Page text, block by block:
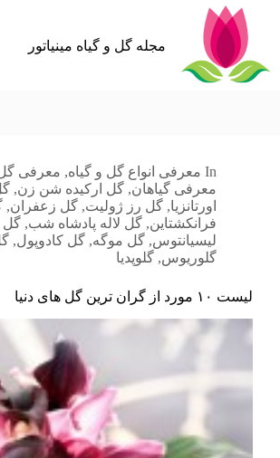
مجله گل و گیاه مینیاتور
In معرفی انواع گل و گیاه, معرفی
معرفی گیاهان, گل ارکیده شن زن,
اورتانزیا, گل رز ژولیت, گل زعفران,
فرانکشتاین, گل لاله پادشاه شب, گل
لیسیانتوس, گل موگه, گل کادوپول,
گلوریوس, گلوپدیا
لیست ۱۰ مورد از گران ترین گل های دنیا